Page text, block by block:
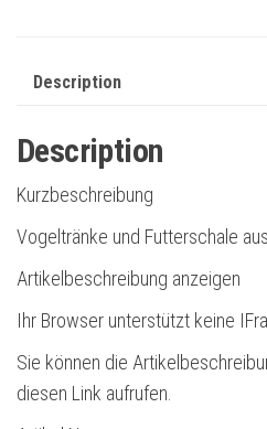
Description
Description
Kurzbeschreibung
Vogeltränke und Futterschale
Artikelbeschreibung anzeigen
Ihr Browser unterstützt keine
Sie können die
diesen Link aufrufen.